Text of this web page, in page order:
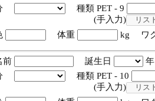
種類 PET - 9
手入力)
体重 kg ワ
前 誕生日
種類 PET - 10
手入力)